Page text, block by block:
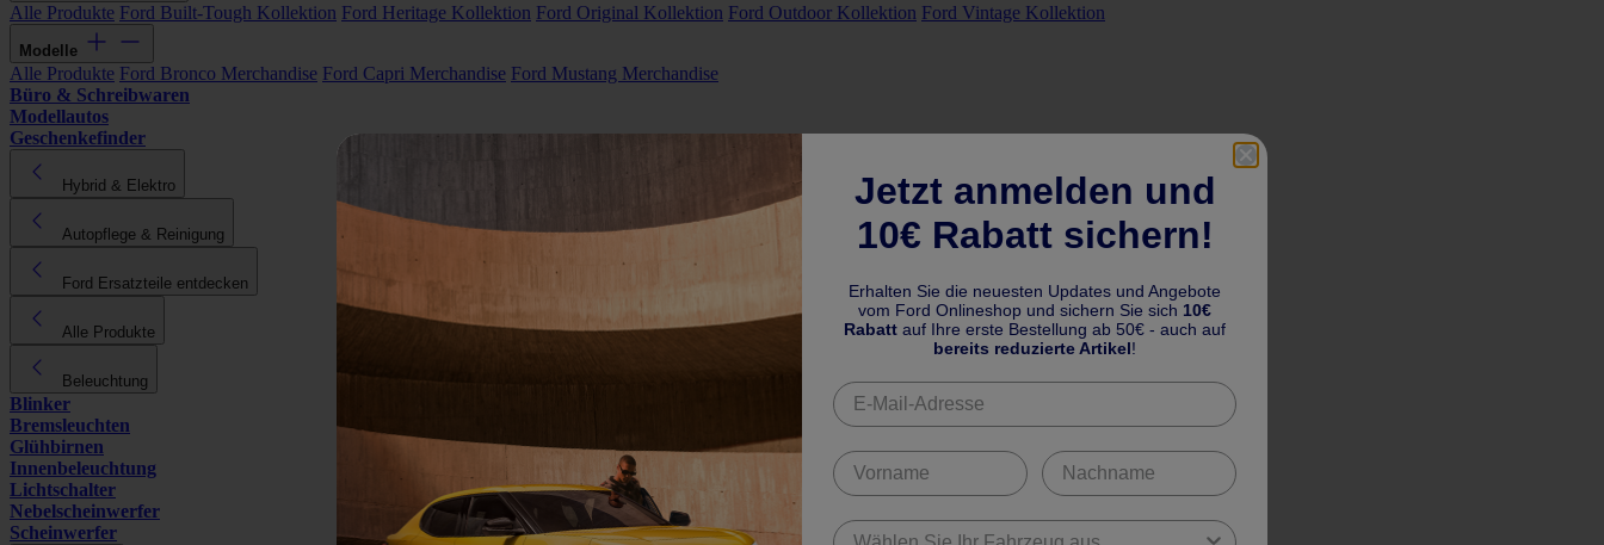
Alle Produkte Ford Built-Tough Kollektion Ford Heritage Kollektion Ford Original Kollektion Ford Outdoor Kollektion Ford Vintage Kollektion
Modelle
Alle Produkte Ford Bronco Merchandise Ford Capri Merchandise Ford Mustang Merchandise
Büro & Schreibwaren
Modellautos
Geschenkefinder
Hybrid & Elektro
Autopflege & Reinigung
Ford Ersatzteile entdecken
Alle Produkte
Beleuchtung
Blinker
Bremsleuchten
Glühbirnen
Innenbeleuchtung
Lichtschalter
Nebelscheinwerfer
Scheinwerfer
Jetzt anmelden und
10€ Rabatt sichern!
Erhalten Sie die neuesten Updates und Angebote
vom Ford Onlineshop und sichern Sie sich 10€
Rabatt auf Ihre erste Bestellung ab 50€ - auch auf
bereits reduzierte Artikel!